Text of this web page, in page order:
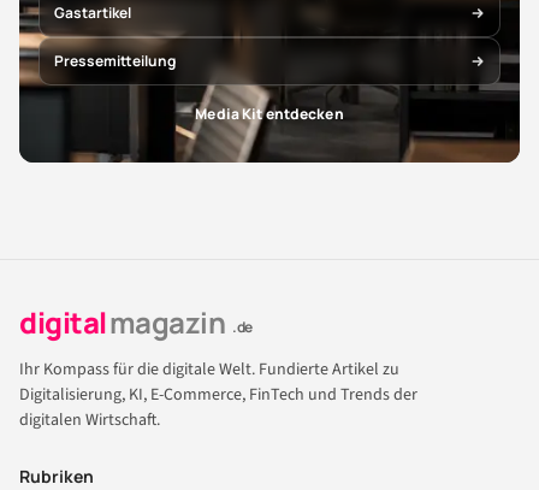
Gastartikel
Pressemitteilung
Media Kit entdecken
digitalmagazin .de
Ihr Kompass für die digitale Welt. Fundierte Artikel zu
Digitalisierung, KI, E-Commerce, FinTech und Trends der
digitalen Wirtschaft.
Rubriken